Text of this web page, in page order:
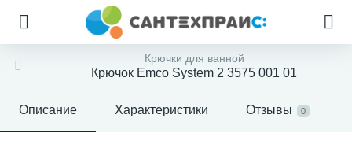
Крючки для ванной
Крючок Emco System 2 3575 001 01
Описание Характеристики Отзывы 0